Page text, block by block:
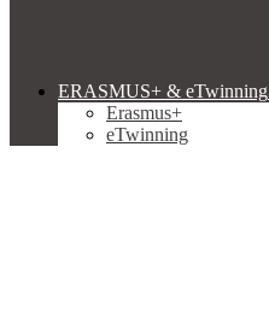
ERASMUS+ & eTwinning
Erasmus+
eTwinning